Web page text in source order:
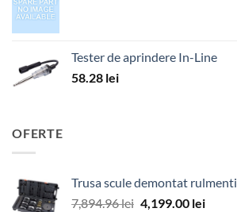
Tester de aprindere In-Line
58.28 lei
OFERTE
Trusa scule demontat rulmenti
7,894.96lei Prețul
4,199.00 leiPrețul